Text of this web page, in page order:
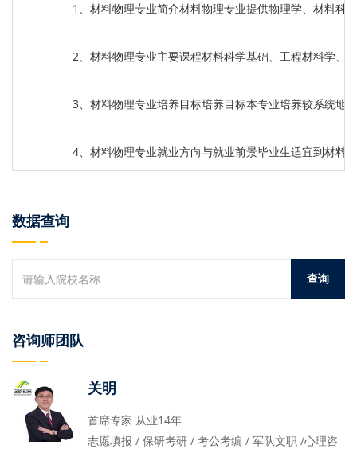
1、材料物理专业简介材料物理专业提供物理学、材料科
2、材料物理专业主要课程材料科学基础、工程材料学、
3、材料物理专业培养目标培养目标本专业培养较系统地
4、材料物理专业就业方向与就业前景毕业生适宜到材料
数据查询
咨询师团队
关明
首席专家 从业14年
志愿填报 / 保研考研 / 考公考编 / 军队文职 /心理咨